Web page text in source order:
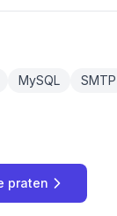
MySQL SMTP
praten